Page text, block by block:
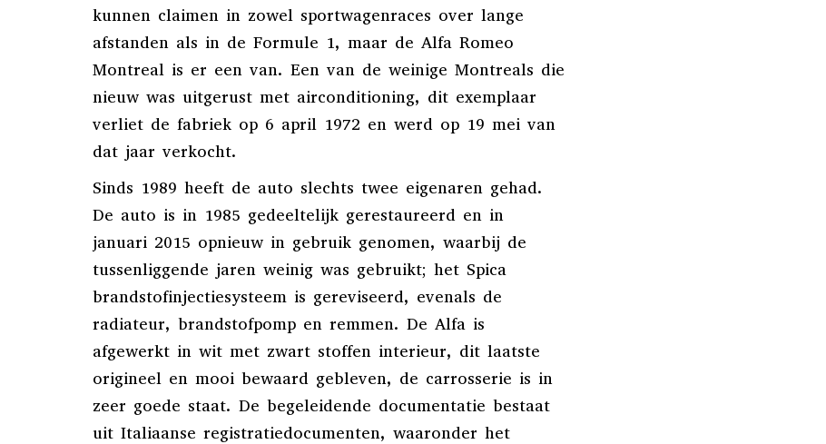
kunnen claimen in zowel sportwagenraces over lange
afstanden als in de Formule 1, maar de Alfa Romeo
Montreal is er een van. Een van de weinige Montreals die
nieuw was uitgerust met airconditioning, dit exemplaar
verliet de fabriek op 6 april 1972 en werd op 19 mei van
dat jaar verkocht.
Sinds 1989 heeft de auto slechts twee eigenaren gehad.
De auto is in 1985 gedeeltelijk gerestaureerd en in
januari 2015 opnieuw in gebruik genomen, waarbij de
tussenliggende jaren weinig was gebruikt; het Spica
brandstofinjectiesysteem is gereviseerd, evenals de
radiateur, brandstofpomp en remmen. De Alfa is
afgewerkt in wit met zwart stoffen interieur, dit laatste
origineel en mooi bewaard gebleven, de carrosserie is in
zeer goede staat. De begeleidende documentatie bestaat
uit Italiaanse registratiedocumenten, waaronder het